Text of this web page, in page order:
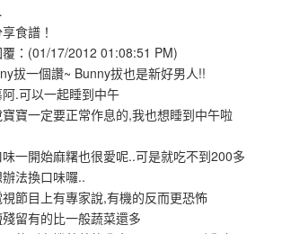
食譜！
覆：(01/17/2012 01:08:51 PM)
拔一個讚~ Bunny拔也是新好男人!!
.可以一起睡到中午
寶一定要正常作息的,我也想睡到中午啦
一開始麻糬也很愛呢..可是就吃不到200多
辦法換口味囉..
視節目上有專家說,有機的反而更恐怖
留有的比一般蔬菜還多